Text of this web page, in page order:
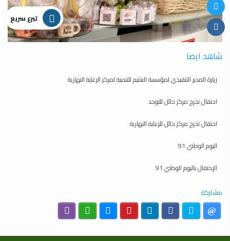
شاهد ايضا
زيارة المدير التنفيذي لمؤسسة العثيم للتنمية لمركز الرعاية النهارية
احتفال تخرج مركز حائل للتوحد
احتفال تخرج مركز حائل للرعاية النهارية
اليوم الوطني 91
الإحتفال باليوم الوطني 91
مشاركة
تبرع سريع